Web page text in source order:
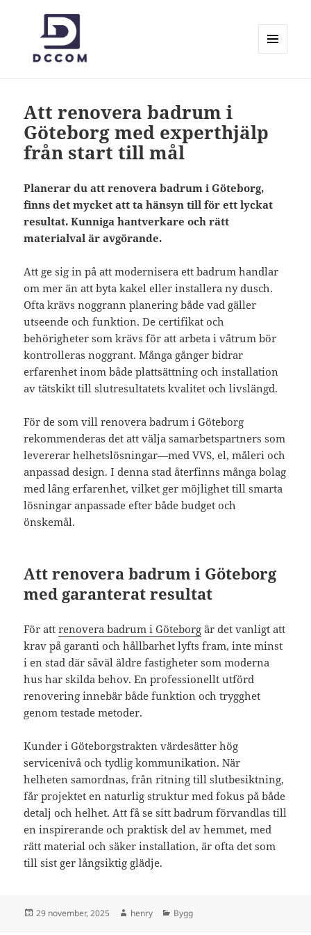
Att renovera badrum i
Göteborg med experthjälp
från start till mål
Planerar du att renovera badrum i Göteborg,
finns det mycket att ta hänsyn till för ett lyckat
resultat. Kunniga hantverkare och rätt
materialval är avgörande.
Att ge sig in på att modernisera ett badrum handlar
om mer än att byta kakel eller installera ny dusch.
Ofta krävs noggrann planering både vad gäller
utseende och funktion. De certifikat och
behörigheter som krävs för att arbeta i våtrum bör
kontrolleras noggrant. Många gånger bidrar
erfarenhet inom både plattsättning och installation
av tätskikt till slutresultatets kvalitet och livslängd.
För de som vill renovera badrum i Göteborg
rekommenderas det att välja samarbetspartners som
levererar helhetslösningar—med VVS, el, måleri och
anpassad design. I denna stad återfinns många bolag
med lång erfarenhet, vilket ger möjlighet till smarta
lösningar anpassade efter både budget och
önskemål.
Att renovera badrum i Göteborg
med garanterat resultat
För attrenovera badrum i Göteborg är det vanligt att
krav på garanti och hållbarhet lyfts fram, inte minst
i en stad där såväl äldre fastigheter som moderna
hus har skilda behov. En professionellt utförd
renovering innebär både funktion och trygghet
genom testade metoder.
Kunder i Göteborgstrakten värdesätter hög
servicenivå och tydlig kommunikation. När
helheten samordnas, från ritning till slutbesiktning,
får projektet en naturlig struktur med fokus på både
detalj och helhet. Att få se sitt badrum förvandlas till
en inspirerande och praktisk del av hemmet, med
rätt material och säker installation, är ofta det som
till sist ger långsiktig glädje.
Postat
29 november, 2025 Författare
henry Kategorier
Bygg